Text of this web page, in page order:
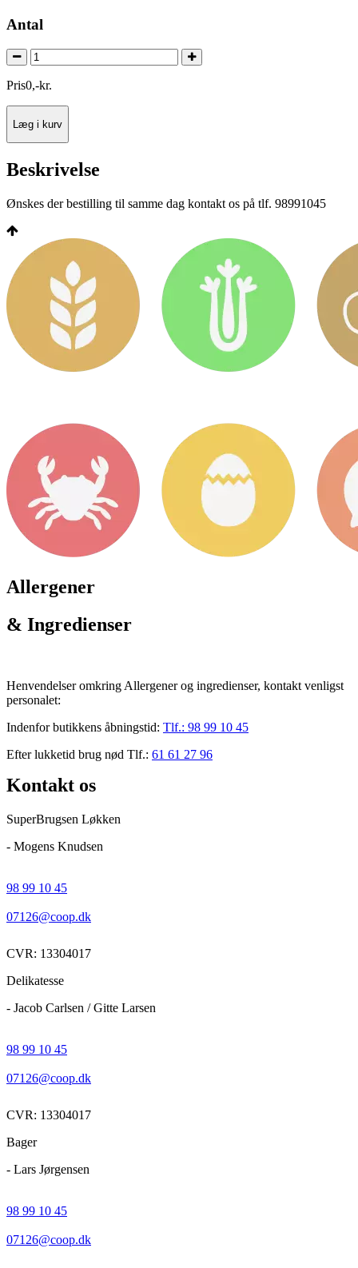
Antal
Pris0,-kr.
Læg i kurv
Beskrivelse
Ønskes der bestilling til samme dag kontakt os på tlf. 98991045
Allergener
& Ingredienser
Henvendelser omkring Allergener og ingredienser, kontakt venligst
personalet:
Indenfor butikkens åbningstid: Tlf.: 98 99 10 45
Efter lukketid brug nød Tlf.: 61 61 27 96
Kontakt os
SuperBrugsen Løkken
- Mogens Knudsen
98 99 10 45
07126@coop.dk
CVR: 13304017
Delikatesse
- Jacob Carlsen / Gitte Larsen
98 99 10 45
07126@coop.dk
CVR: 13304017
Bager
- Lars Jørgensen
98 99 10 45
07126@coop.dk